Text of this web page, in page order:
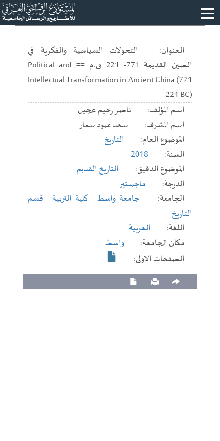
العنوان:
التحولات السياسية والفكرية في
الصين القديمة 771- 221 ق.م == Political and
Intellectual Transformation in Ancient China (771
-221 BC)
اسم المؤلف:
ناصر رحيم عجيل
اسم المشرف:
سعد عبود سمار
الموضوع العام:
التاريخ
السنة:
2018
الموضوع الدقيق:
التاريخ القديم
الدرجة:
ماجستير
الجامعة:
جامعة واسط- كلية التربية - قسم
التاريخ
اللغة:
العربية
مكان الجامعة:
واسط
الصفحات الاولى: